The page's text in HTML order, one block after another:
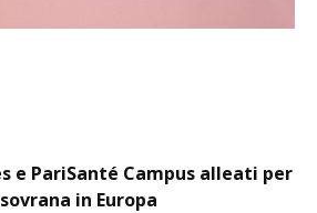
e PariSanté Campus alleati per
in Europa